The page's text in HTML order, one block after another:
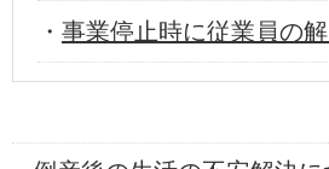
・ 事業停止時に従業員の